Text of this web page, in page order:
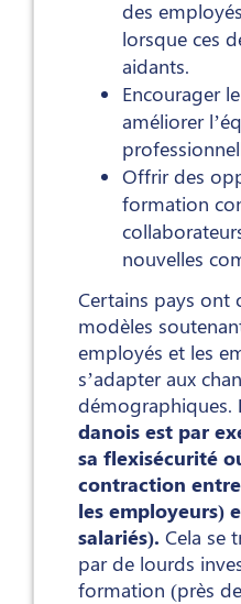
des
lorsque ces
aidants.
Encourager
améliorer
Offrir des
formation
nouvelles
Certains pays ont
modèles
employés et les
s’adapter aux
démographiques.
danois est par
sa flexisécurité
contraction
les employeurs)
salariés). Cela se
par de lourds
formation (près